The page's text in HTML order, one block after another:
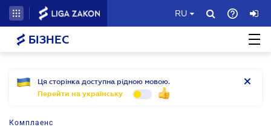
RU
БІЗНЕС
Ця сторінка доступна рідною мовою.
Перейти на українську
Комплаенс